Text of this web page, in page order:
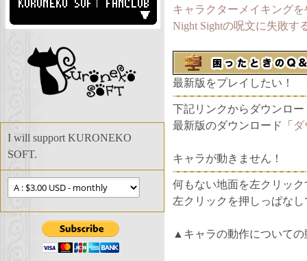
I will support KURONEKO
SOFT.
キャラクターメイキング
Night Sightの呪文に失敗す
最新版をプレイしたい！
下記リンクからダウンロ
最新版のダウンロード「
キャラが動きません！
何もない地面を左クリッ
左クリックを押しっぱな
▲キャラの動作についての